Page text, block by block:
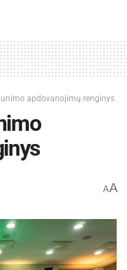
apdovanojimų renginys
AA